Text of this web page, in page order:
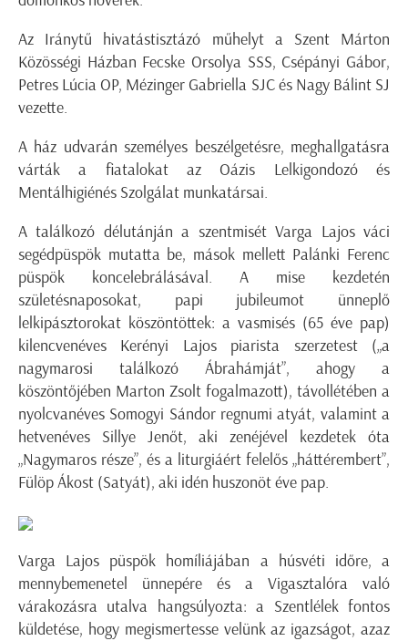
Az Iránytű hivatástisztázó műhelyt a Szent Márton
Közösségi Házban Fecske Orsolya SSS, Csépányi Gábor,
Petres Lúcia OP, Mézinger Gabriella SJC és Nagy Bálint SJ
vezette.
A ház udvarán személyes beszélgetésre, meghallgatásra
várták a fiatalokat az Oázis Lelkigondozó és
Mentálhigiénés Szolgálat munkatársai.
A találkozó délutánján a szentmisét Varga Lajos váci
segédpüspök mutatta be, mások mellett Palánki Ferenc
püspök koncelebrálásával. A mise kezdetén
születésnaposokat, papi jubileumot ünneplő
lelkipásztorokat köszöntöttek: a vasmisés (65 éve pap)
kilencvenéves Kerényi Lajos piarista szerzetest („a
nagymarosi találkozó Ábrahámját”, ahogy a
köszöntőjében Marton Zsolt fogalmazott), távollétében a
nyolcvanéves Somogyi Sándor regnumi atyát, valamint a
hetvenéves Sillye Jenőt, aki zenéjével kezdetek óta
„Nagymaros része”, és a liturgiáért felelős „háttérembert”,
Fülöp Ákost (Satyát), aki idén huszonöt éve pap.
Varga Lajos püspök homíliájában a húsvéti időre, a
mennybemenetel ünnepére és a Vigasztalóra való
várakozásra utalva hangsúlyozta: a Szentlélek fontos
küldetése, hogy megismertesse velünk az igazságot, azaz